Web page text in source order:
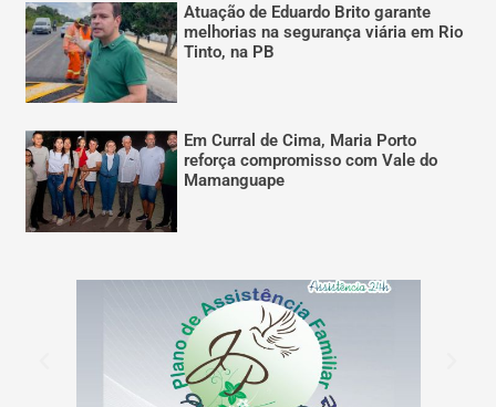
Atuação de Eduardo Brito garante
melhorias na segurança viária em Rio
Tinto, na PB
Em Curral de Cima, Maria Porto
reforça compromisso com Vale do
Mamanguape